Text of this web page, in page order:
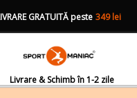
Livrare & Schimb în 1-2 zile
GRATUITĂ peste 349 lei